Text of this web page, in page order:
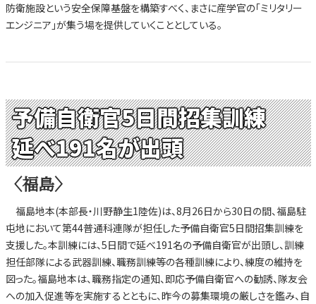
防衛施設という安全保障基盤を構築すべく、まさに産学官の「ミリタリー
エンジニア」が集う場を提供していくこととしている。
予備自衛官5日間招集訓練
延べ191名が出頭
〈福島〉
福島地本(本部長・川野静生1陸佐)は、8月26日から30日の間、福島駐
屯地において第44普通科連隊が担任した予備自衛官5日間招集訓練を
支援した。本訓練には、5日間で延べ191名の予備自衛官が出頭し、訓練
担任部隊による武器訓練、職務訓練等の各種訓練により、練度の維持を
図った。福島地本は、職務指定の通知、即応予備自衛官への勧誘、隊友会
への加入促進等を実施するとともに、昨今の募集環境の厳しさを鑑み、自